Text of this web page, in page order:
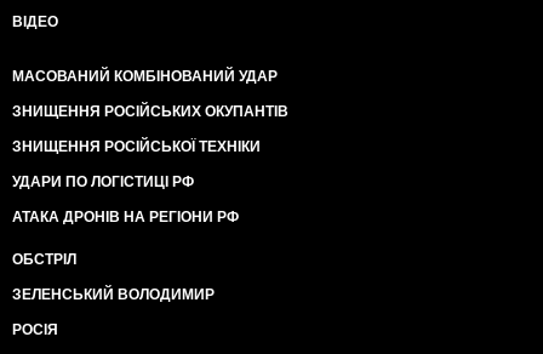
ВІДЕО
МАСОВАНИЙ КОМБІНОВАНИЙ УДАР
ЗНИЩЕННЯ РОСІЙСЬКИХ ОКУПАНТІВ
ЗНИЩЕННЯ РОСІЙСЬКОЇ ТЕХНІКИ
УДАРИ ПО ЛОГІСТИЦІ РФ
АТАКА ДРОНІВ НА РЕГІОНИ РФ
ОБСТРІЛ
ЗЕЛЕНСЬКИЙ ВОЛОДИМИР
РОСІЯ